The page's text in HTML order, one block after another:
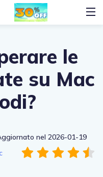
le
su Mac
nel 2026-01-19